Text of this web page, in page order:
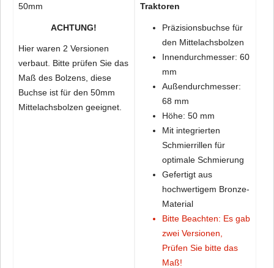
50mm
ACHTUNG!
Hier waren 2 Versionen
verbaut. Bitte prüfen Sie das
Maß des Bolzens, diese
Buchse ist für den 50mm
Mittelachsbolzen geeignet.
Traktoren
Präzisionsbuchse für
den Mittelachsbolzen
Innendurchmesser: 60
mm
Außendurchmesser:
68 mm
Höhe: 50 mm
Mit integrierten
Schmierrillen für
optimale Schmierung
Gefertigt aus
hochwertigem Bronze-
Material
Bitte Beachten: Es gab
zwei Versionen,
Prüfen Sie bitte das
Maß!